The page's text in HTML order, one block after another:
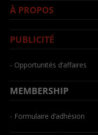
À PROPOS
PUBLICITÉ
- Opportunités d’affaires
MEMBERSHIP
- Formulaire d’adhésion